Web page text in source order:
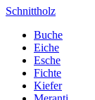
Schnittholz
Buche
Eiche
Esche
Fichte
Kiefer